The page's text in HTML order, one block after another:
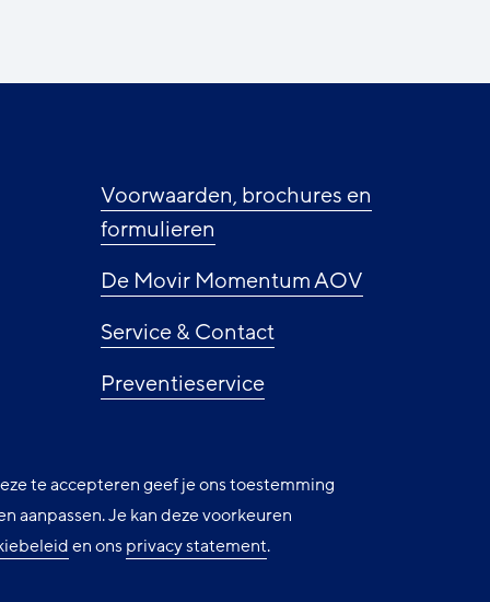
te accepteren geef je ons toestemming
aanpassen. Je kan deze voorkeuren
en onsprivacy statement.
Voorwaarden, brochures en
formulieren
De Movir Momentum AOV
Service & Contact
Preventieservice
Cookie instellingen